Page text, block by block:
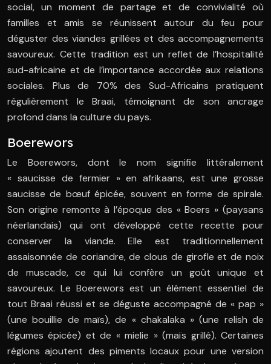
social, un moment de partage et de convivialité où
familles et amis se réunissent autour du feu pour
déguster des viandes grillées et des accompagnements
savoureux. Cette tradition est un reflet de l’hospitalité
sud-africaine et de l’importance accordée aux relations
sociales. Plus de 70% des Sud-Africains pratiquent
régulièrement le Braai, témoignant de son ancrage
profond dans la culture du pays.
Boerewors
Le Boerewors, dont le nom signifie littéralement
« saucisse de fermier » en afrikaans, est une grosse
saucisse de bœuf épicée, souvent en forme de spirale.
Son origine remonte à l’époque des « Boers » (paysans
néerlandais) qui ont développé cette recette pour
conserver la viande. Elle est traditionnellement
assaisonnée de coriandre, de clous de girofle et de noix
de muscade, ce qui lui confère un goût unique et
savoureux. Le Boerewors est un élément essentiel de
tout Braai réussi et se déguste accompagné de « pap »
(une bouillie de maïs), de « chakalaka » (une relish de
légumes épicée) et de « mielie » (maïs grillé). Certaines
régions ajoutent des piments locaux pour une version